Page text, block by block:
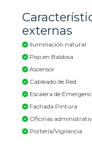
externas
Iluminación natural
Piso en Baldosa
Ascensor
Cableado de Red
Escalera de
Fachada Pintura
Oficinas
Portería/Vigilancia